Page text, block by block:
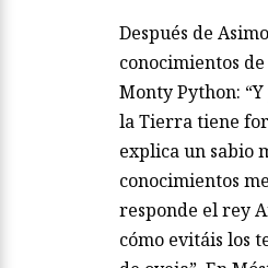
Después de
conocimientos
Monty Python:
la Tierra tiene
explica un sabio
conocimientos
responde el rey
cómo evitáis los